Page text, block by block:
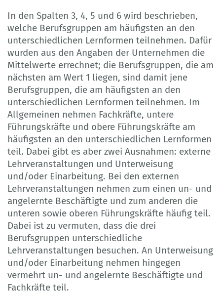
In den Spalten 3, 4, 5 und 6 wird beschrieben,
welche Berufsgruppen am häufigsten an den
unterschiedlichen Lernformen teilnehmen. Dafür
wurden aus den Angaben der Unternehmen die
Mittelwerte errechnet; die Berufsgruppen, die am
nächsten am Wert 1 liegen, sind damit jene
Berufsgruppen, die am häufigsten an den
unterschiedlichen Lernformen teilnehmen. Im
Allgemeinen nehmen Fachkräfte, untere
Führungskräfte und obere Führungskräfte am
häufigsten an den unterschiedlichen Lernformen
teil. Dabei gibt es aber zwei Ausnahmen: externe
Lehrveranstaltungen und Unterweisung
und/oder Einarbeitung. Bei den externen
Lehrveranstaltungen nehmen zum einen un- und
angelernte Beschäftigte und zum anderen die
unteren sowie oberen Führungskräfte häufig teil.
Dabei ist zu vermuten, dass die drei
Berufsgruppen unterschiedliche
Lehrveranstaltungen besuchen. An Unterweisung
und/oder Einarbeitung nehmen hingegen
vermehrt un- und angelernte Beschäftigte und
Fachkräfte teil.